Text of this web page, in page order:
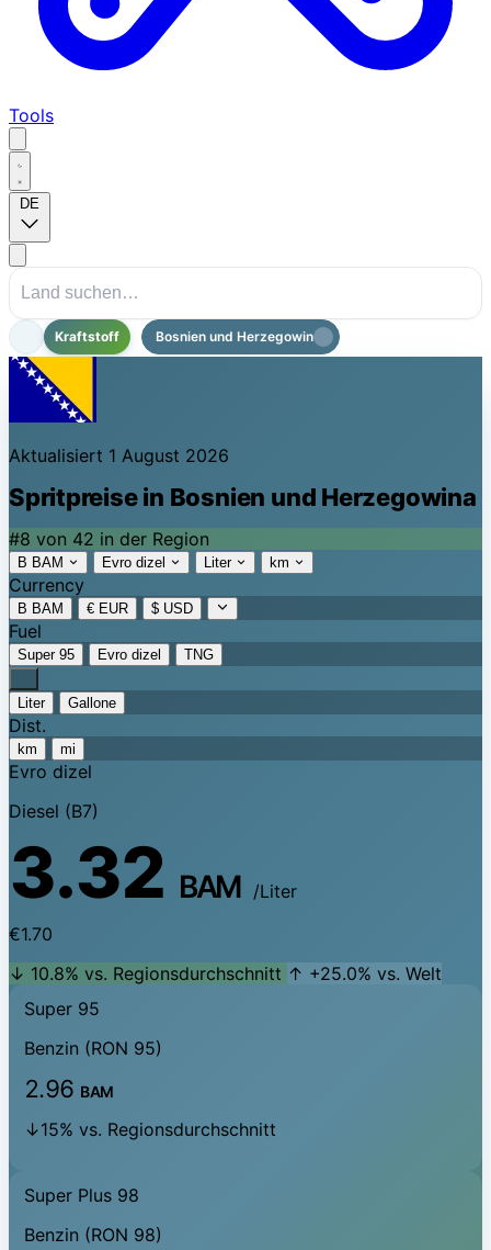
Tools
DE
Kraftstoff Bosnien und Herzegowina
Aktualisiert 1 August 2026
Spritpreise in Bosnien und Herzegowina
#8 von 42 in der Region
B BAM Evro dizel Liter km
Currency
B BAM € EUR $ USD
Fuel
Super 95 Evro dizel TNG
Liter Gallone
Dist.
km mi
Evro dizel
Diesel (B7)
3.32 BAM
/Liter
€1.70
↓ 10.8% vs. Regionsdurchschnitt ↑ +25.0% vs. Welt
Super 95
Benzin (RON 95)
2.96 BAM
↓15% vs. Regionsdurchschnitt
Super Plus 98
Benzin (RON 98)